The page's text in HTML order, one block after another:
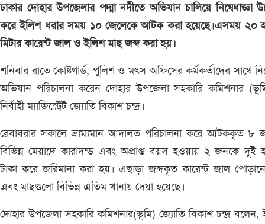
ঢাকার দোহার উপজেলার পদ্মা নদীতে অভিযান চালিয়ে নিষেধাজ্ঞা
করে ইলিশ ধরার সময় ১০ জেলেকে আটক করা হয়েছে।এসময় ২০
মিটার কারেন্ট জাল ও ইলিশ মাছ জব্দ করা হয়।
শনিবার রাতে কোষ্টগার্ড, পুলিশ ও মৎস অফিসের কর্মকর্তাদের সাথে
অভিযান পরিচালনা করেন দোহার উপজেলা সহকারি কমিশনার
নির্বাহী ম্যাজিস্ট্রেট জ্যোতি বিকাশ চন্দ্র।
রেবাবরার সকালে ভ্রাম্যমান আদালত পরিচালনা করে আটককৃত ৮
বিভিন্ন মেয়াদে কারাদন্ড এবং অপ্রাপ্ত বয়স হওয়ায় ২ জনকে দুই
টাকা করে জরিমানা করা হয়। এছাড়া জব্দকৃত কারেন্ট জাল
এবং মাছগুলো বিভিন্ন এতিম খানায় দেয়া হয়েছে।
দোহার উপজেলা সহকারি কমিশনার(ভূমি) জ্যোতি বিকাশ চন্দ্র বলেন,